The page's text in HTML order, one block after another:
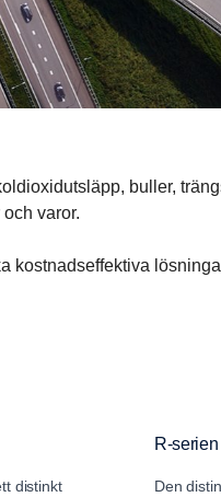
buller,
varor.
kostnadseffektiva
distinkt
R-serien
Den